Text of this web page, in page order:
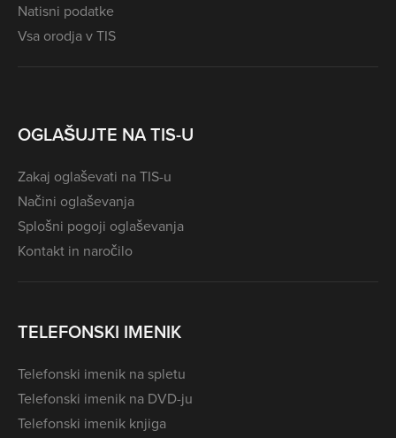
Natisni podatke
Vsa orodja v TIS
OGLAŠUJTE NA TIS-U
Zakaj oglaševati na TIS-u
Načini oglaševanja
Splošni pogoji oglaševanja
Kontakt in naročilo
TELEFONSKI IMENIK
Telefonski imenik na spletu
Telefonski imenik na DVD-ju
Telefonski imenik knjiga